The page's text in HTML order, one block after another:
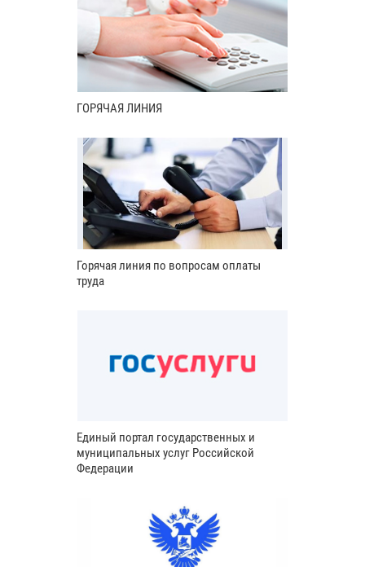
ГОРЯЧАЯ ЛИНИЯ
Горячая линия по вопросам оплаты
труда
Единый портал государственных и
муниципальных услуг Российской
Федерации